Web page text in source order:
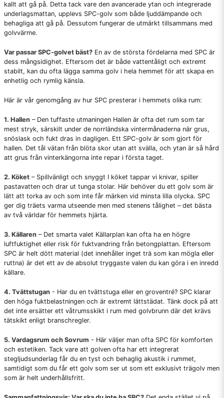
kallt att gå på. Detta tack vare den avancerade ytan och integrerade
underlagsmattan, upplevs SPC-golv som både ljuddämpande och
behagliga att gå på. Dessutom fungerar de utmärkt tillsammans med
golvvärme.
Var passar SPC-golvet bäst? En av de största fördelarna med SPC är
dess mångsidighet. Eftersom det är både vattentåligt och extremt
stabilt, kan du ofta lägga samma golv i hela hemmet för att skapa en
enhetlig och rymlig känsla.
Här är vår genomgång av hur SPC presterar i hemmets olika rum:
1. Hallen – Den tuffaste utmaningen Hallen är ofta det rum som tar
mest stryk, särskilt under de norrländska vintermånaderna när grus,
snöslask och fukt dras in dagligen. Ett SPC-golv är som gjort för
hallen. Det tål vätan från blöta skor utan att svälla, och ytan är så hård
att grus från vinterkängorna inte repar i första taget.
2. Köket – Spillvänligt och snyggt I köket tappar vi knivar, spiller
pastavatten och drar ut tunga stolar. Här behöver du ett golv som är
lätt att torka av och som inte får märken vid minsta lilla olycka. SPC
ger dig träets varma utseende men med stenens tålighet – det bästa
av två världar för hemmets hjärta.
3. Källaren – Det smarta valet Källarplan kan ofta ha en högre
luftfuktighet eller risk för fuktvandring från betongplattan. Eftersom
SPC är helt dött material (det innehåller inget trä som kan mögla eller
ruttna) är det ett av de absolut tryggaste valen du kan göra i en inredd
källare.
4. Tvättstugan - Har du en tvättstuga eller en groventré? SPC klarar
den höga fuktbelastningen och är extremt lättstädat. Tänk dock på att
det inte ersätter ett våtrumsskikt i rum med golvbrunn där det krävs
tätskikt enligt branschregler.
5. Vardagsrum och Sovrum - Här väljer man ofta SPC för komforten
och estetiken. Tack vare att golven ofta har ett integrerat
stegljudsunderlag får du en tyst och behaglig akustik i rummet,
samtidigt som du får ett golv som ser ut som ett exklusivt trägolv men
som är helt underhållsfritt.